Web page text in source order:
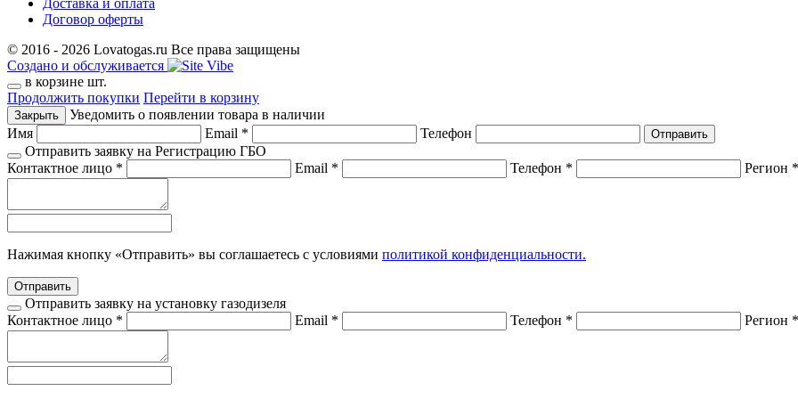
Договор оферты
© 2016 - 2026 Lovatogas.ru Все права защищены
Создано и обслуживается
в корзине шт.
Продолжить покупки Перейти в корзину
Закрыть
Уведомить о появлении товара в наличии
Имя
Email * Телефон Отправить
Отправить заявку на Регистрацию ГБО
Контактное лицо *
Email * Телефон * Регион *
Нажимая кнопку «Отправить» вы соглашаетесь с условиями политикой конфиденциальности.
Отправить
Отправить заявку на установку газодизеля
Контактное лицо *
Email * Телефон * Регион *